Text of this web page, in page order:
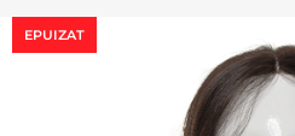
EPUIZAT